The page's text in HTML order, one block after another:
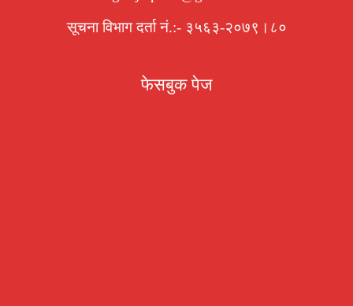
सूचना विभाग दर्ता नं.:- ३५६३-२०७९।८०
फेसबुक पेज